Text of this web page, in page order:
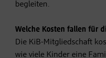
begleiten.
Welche Kosten fallen für
Die KiB-Mitgliedschaft
wie viele Kinder eine